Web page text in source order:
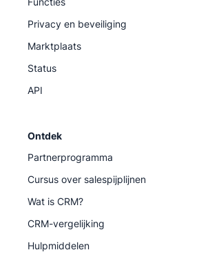
Privacy en beveiliging
Marktplaats
Status
API
Ontdek
Partnerprogramma
Cursus over salespijplijnen
Wat is CRM?
CRM-vergelijking
Hulpmiddelen